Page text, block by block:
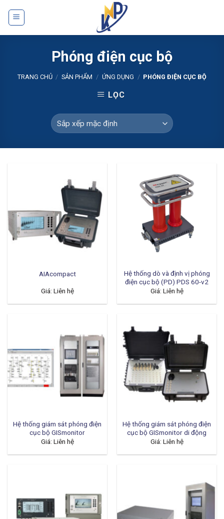
Phóng điện cục bộ
TRANG CHỦ / SẢN PHẨM / ỨNG DỤNG / PHÓNG ĐIỆN CỤC BỘ
LỌC
AIAcompact
Giá: Liên hệ
Hệ thống dò và định vị phóng
điện cục bộ (PD) PDS 60-v2
Giá: Liên hệ
Hệ thống giám sát phóng điện
cục bộ GISmonitor
Giá: Liên hệ
Hệ thống giám sát phóng điện
cục bộ GISmonitor di động
Giá: Liên hệ